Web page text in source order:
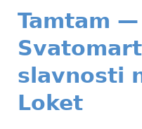
Tamtam —
slavnosti
Loket